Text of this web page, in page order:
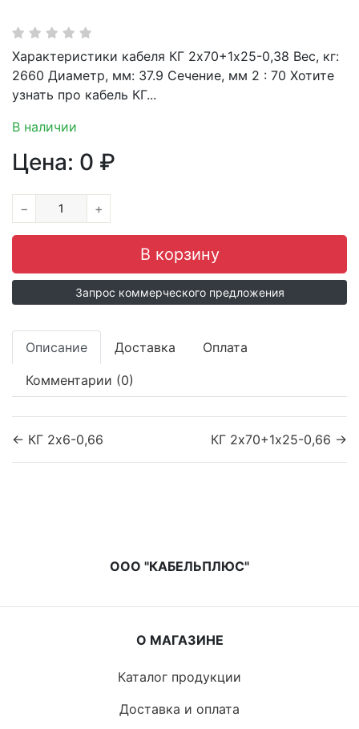
Характеристики кабеля КГ 2х70+1х25-0,38 Вес, кг:
2660 Диаметр, мм: 37.9 Сечение, мм 2 : 70 Хотите
узнать про кабель КГ...
В наличии
Цена: 0 ₽
− +
Запрос коммерческого предложения
Описание Доставка Оплата
Комментарии (0)
← КГ 2х6-0,66 КГ 2х70+1х25-0,66 →
ООО "КАБЕЛЬПЛЮС"
О МАГАЗИНЕ
Каталог продукции
Доставка и оплата